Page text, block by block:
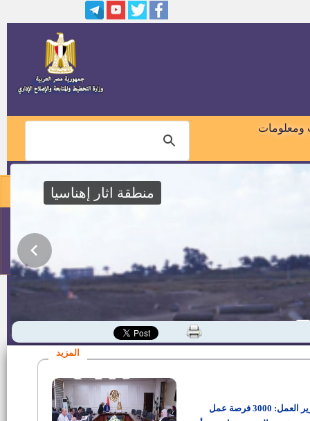
01018460099
ومعلومات
منطقة اثار إهناسيا
المزيد
وزير العمل: 3000 فرصة عمل
173 وظيفة شاغرة لحملة الماجستير
والدكتوراه من أبناء المحافظة
مدير مصنع شركة العمار للأبواب
وظائف بمصنع تكنوتكس للملابس
مطلوب رؤساء قرى جدد
المخصصة للمواطنين المعاقين
وظيفة رئيس الإدارة المركزية
لشئون مكتب السيد المستشار/
المحافظ بالدرجة العالية بالمجموعة
النوعية لوظائف الإدارة العليا
وظائف شركة سامسونج
الدواجن المركزية بشرق النيل
عدد(37) محصل